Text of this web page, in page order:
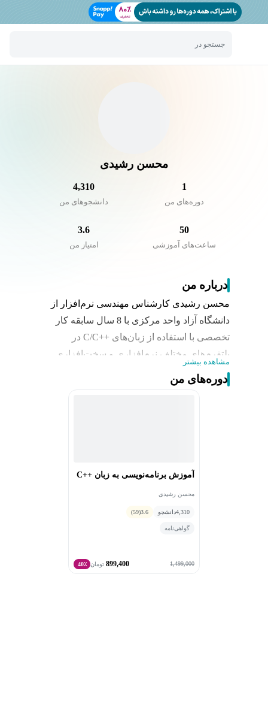
جستجو در
محسن رشیدی
1
دوره‌های من
4,310
دانشجو‌های من
50
ساعت‌های آموزشی
3.6
امتیاز من
درباره من
محسن رشیدی کارشناس مهندسی نرم‌افزار از
دانشگاه آزاد واحد مرکزی با 8 سال سابقه کار
تخصصی با استفاده از زبان‌های ++C/C در
پلتفرم‌های مختلف نرم‌افزاری و سخت‌افزاری
مخصوصاً در حوزه برنامه‌نویسی بر روی
سیستم‌های Embedded و بیزینس بانک‌داری
مشاهده بیشتر
دوره‌های من
آموزش برنامه‌نویسی به زبان C++‎
محسن رشیدی
4,310دانشجو 3.6
(59)
گواهی‌نامه
1,499,000
899,400 تومان 40٪